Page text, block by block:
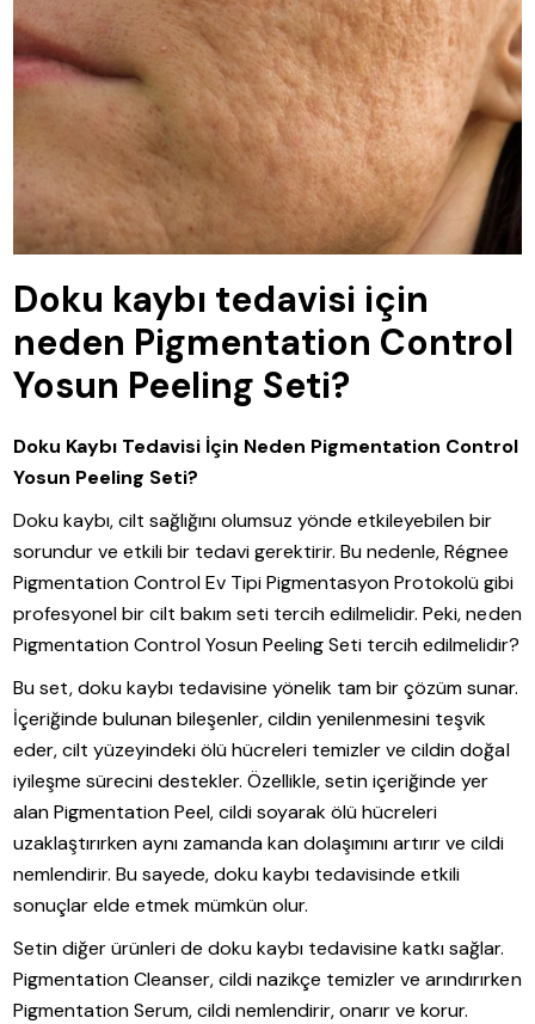
Doku kaybı tedavisi için
neden Pigmentation Control
Yosun Peeling Seti?
Doku Kaybı Tedavisi İçin Neden Pigmentation Control
Yosun Peeling Seti?
Doku kaybı, cilt sağlığını olumsuz yönde etkileyebilen bir
sorundur ve etkili bir tedavi gerektirir. Bu nedenle, Régnee
Pigmentation Control Ev Tipi Pigmentasyon Protokolü gibi
profesyonel bir cilt bakım seti tercih edilmelidir. Peki, neden
Pigmentation Control Yosun Peeling Seti tercih edilmelidir?
Bu set, doku kaybı tedavisine yönelik tam bir çözüm sunar.
İçeriğinde bulunan bileşenler, cildin yenilenmesini teşvik
eder, cilt yüzeyindeki ölü hücreleri temizler ve cildin doğal
iyileşme sürecini destekler. Özellikle, setin içeriğinde yer
alan Pigmentation Peel, cildi soyarak ölü hücreleri
uzaklaştırırken aynı zamanda kan dolaşımını artırır ve cildi
nemlendirir. Bu sayede, doku kaybı tedavisinde etkili
sonuçlar elde etmek mümkün olur.
Setin diğer ürünleri de doku kaybı tedavisine katkı sağlar.
Pigmentation Cleanser, cildi nazikçe temizler ve arındırırken
Pigmentation Serum, cildi nemlendirir, onarır ve korur.